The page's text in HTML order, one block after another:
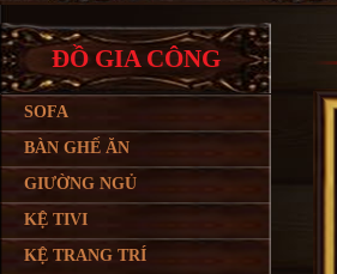
ĐỒ GIA CÔNG
SOFA
BÀN GHẾ ĂN
GIƯỜNG NGỦ
KỆ TIVI
KỆ TRANG TRÍ